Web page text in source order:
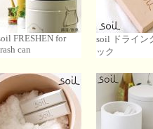
FRESHEN for
can
soil ドライン
ック